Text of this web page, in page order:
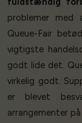
problemer med
Queue-Fair
vigtigste
godt lide det.
virkelig godt.
er blevet
arrangementer på